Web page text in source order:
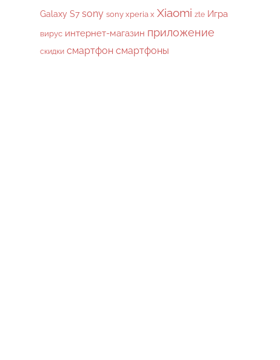
Galaxy S7 sony sony xperia x Xiaomi zte Игра
вирус интернет-магазин приложение
скидки смартфон смартфоны